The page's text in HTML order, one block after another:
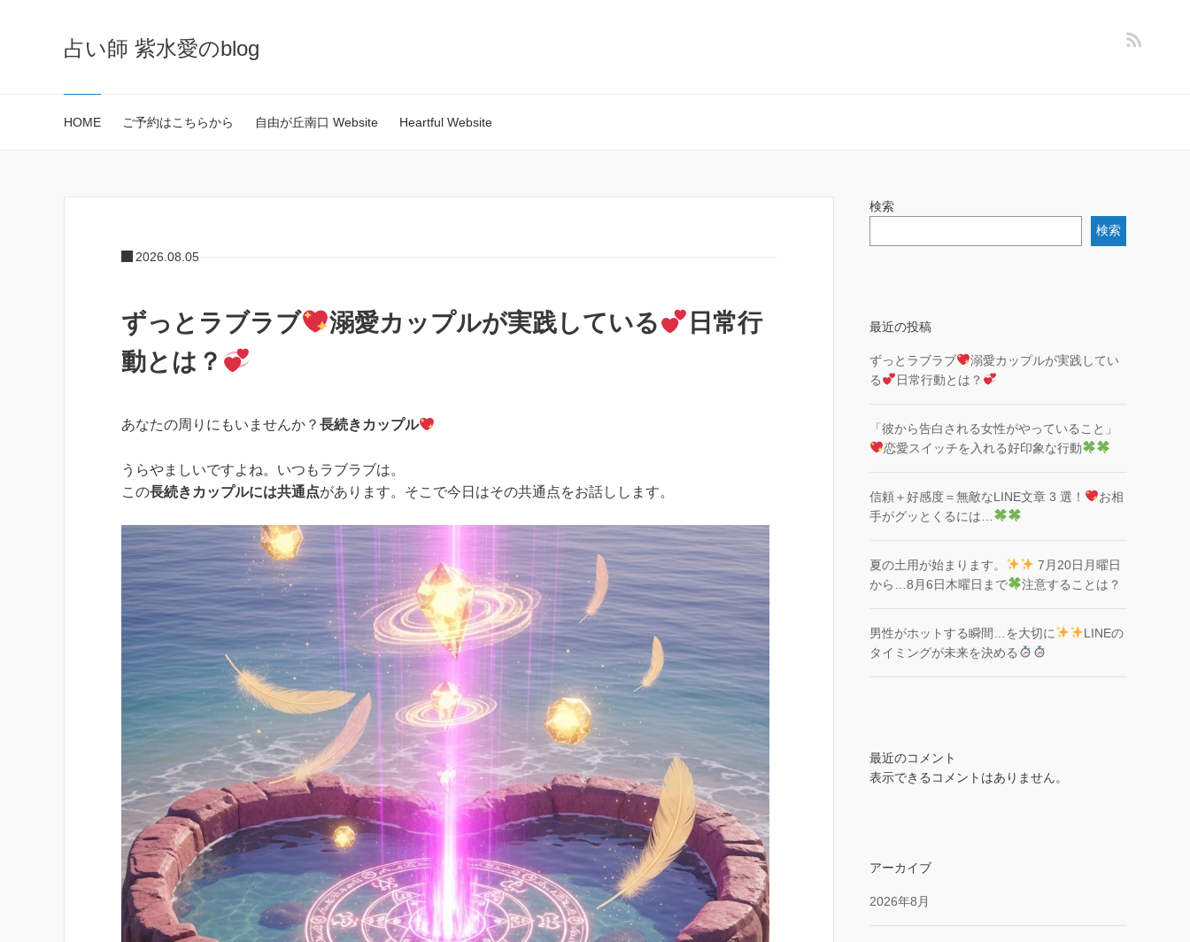
占い師 紫水愛のblog
HOME ご予約はこちらから 自由が丘南口 Website Heartful Website
2026.08.05
ずっとラブラブ 溺愛カップルが実践している
日常行
動とは？
あなたの周りにもいませんか？ 長続きカップル
うらやましいですよね。いつもラブラブは。
この長続きカップルには共通点があります。そこで今日はその共通点をお話しします。
検索
検索
最近の投稿
ずっとラブラブ
溺愛カップルが実践してい
る
日常行動とは？
「彼から告白される女性がやっていること」
恋愛スイッチを入れる好印象な行動
信頼＋好感度＝無敵なLINE文章 3 選！
お相
手がグッとくるには…
夏の土用が始まります。
7月20日月曜日
から…8月6日木曜日まで
注意することは？
男性がホットする瞬間…を大切に
LINEの
タイミングが未来を決める
最近のコメント
表示できるコメントはありません。
アーカイブ
2026年8月